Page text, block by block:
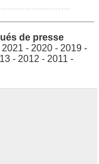
de presse
2021 - 2020 - 2019 -
- 2012 - 2011 -